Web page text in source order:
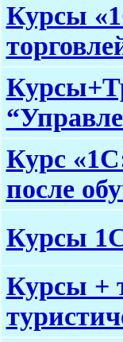
Курсы
Курс
после
Курсы
Курсы +